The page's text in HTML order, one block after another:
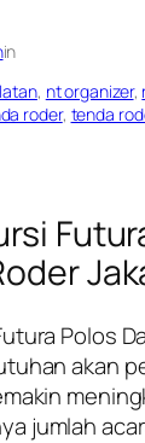
in
, nt organizer,
roder, tenda
Polos
akan
jumlah